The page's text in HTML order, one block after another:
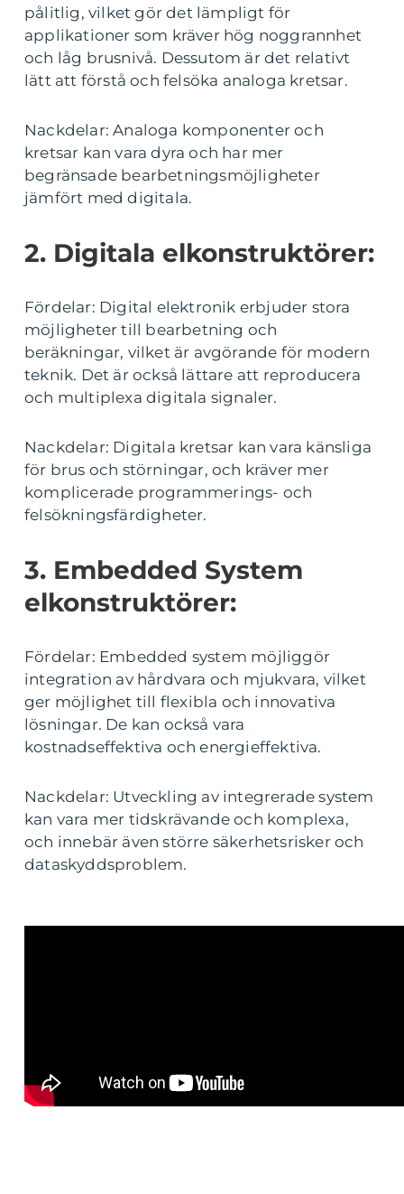
pålitlig, vilket gör det lämpligt för
applikationer som kräver hög noggrannhet
och låg brusnivå. Dessutom är det relativt
lätt att förstå och felsöka analoga kretsar.
Nackdelar: Analoga komponenter och
kretsar kan vara dyra och har mer
begränsade bearbetningsmöjligheter
jämfört med digitala.
2. Digitala elkonstruktörer:
Fördelar: Digital elektronik erbjuder stora
möjligheter till bearbetning och
beräkningar, vilket är avgörande för modern
teknik. Det är också lättare att reproducera
och multiplexa digitala signaler.
Nackdelar: Digitala kretsar kan vara känsliga
för brus och störningar, och kräver mer
komplicerade programmerings- och
felsökningsfärdigheter.
3. Embedded System
elkonstruktörer:
Fördelar: Embedded system möjliggör
integration av hårdvara och mjukvara, vilket
ger möjlighet till flexibla och innovativa
lösningar. De kan också vara
kostnadseffektiva och energieffektiva.
Nackdelar: Utveckling av integrerade system
kan vara mer tidskrävande och komplexa,
och innebär även större säkerhetsrisker och
dataskyddsproblem.